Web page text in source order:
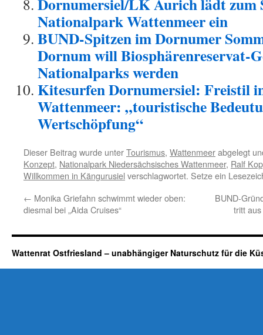
Nationalpark Wattenmeer ein
BUND-Spitzen im Dornumer
Dornum will Biosphärenreservat-
Nationalparks werden
Kitesurfen Dornumersiel: Freistil
Wattenmeer: „touristische
Wertschöpfung“
Dieser Beitrag wurde unterTourismus, Wattenmeerabgelegt
Konzept, Nationalpark Niedersächsisches Wattenmeer, Ralf
Willkommen in Kängurusiel verschlagwortet. Setze ein
← Monika Griefahn schwimmt wieder oben:
diesmal bei „Aida Cruises“
BUND-
tritt
Wattenrat Ostfriesland – unabhängiger Naturschutz für die